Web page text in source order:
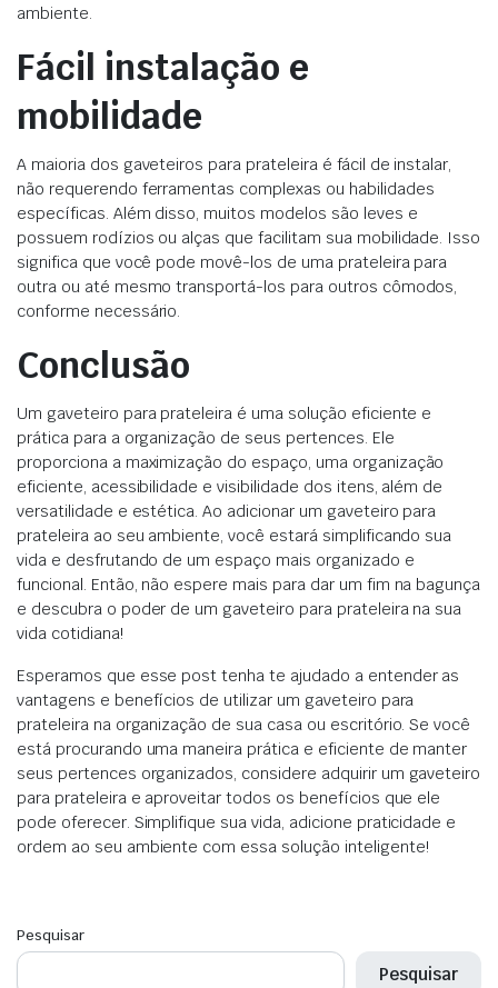
ambiente.
Fácil instalação e
mobilidade
A maioria dos gaveteiros para prateleira é fácil de instalar,
não requerendo ferramentas complexas ou habilidades
específicas. Além disso, muitos modelos são leves e
possuem rodízios ou alças que facilitam sua mobilidade. Isso
significa que você pode movê-los de uma prateleira para
outra ou até mesmo transportá-los para outros cômodos,
conforme necessário.
Conclusão
Um gaveteiro para prateleira é uma solução eficiente e
prática para a organização de seus pertences. Ele
proporciona a maximização do espaço, uma organização
eficiente, acessibilidade e visibilidade dos itens, além de
versatilidade e estética. Ao adicionar um gaveteiro para
prateleira ao seu ambiente, você estará simplificando sua
vida e desfrutando de um espaço mais organizado e
funcional. Então, não espere mais para dar um fim na bagunça
e descubra o poder de um gaveteiro para prateleira na sua
vida cotidiana!
Esperamos que esse post tenha te ajudado a entender as
vantagens e benefícios de utilizar um gaveteiro para
prateleira na organização de sua casa ou escritório. Se você
está procurando uma maneira prática e eficiente de manter
seus pertences organizados, considere adquirir um gaveteiro
para prateleira e aproveitar todos os benefícios que ele
pode oferecer. Simplifique sua vida, adicione praticidade e
ordem ao seu ambiente com essa solução inteligente!
Pesquisar
Pesquisar